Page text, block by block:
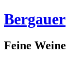
Bergauer
Feine